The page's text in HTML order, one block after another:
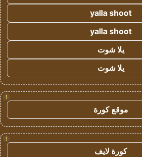
yalla shoot
yalla shoot
يلا شوت
يلا شوت
!
موقع كورة
!
كورة لايف